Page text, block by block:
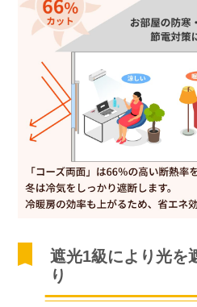
遮光1級により光を
り